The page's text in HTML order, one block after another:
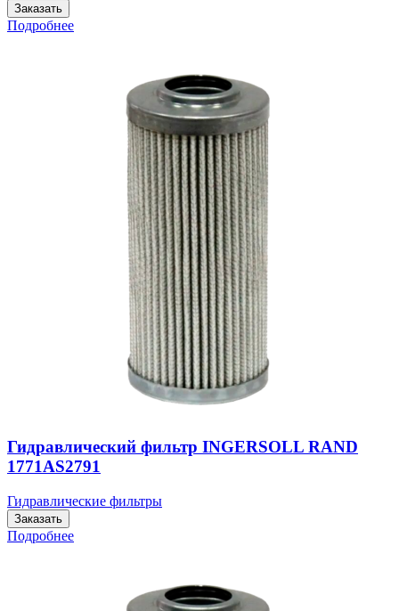
Заказать
Подробнее
Гидравлический фильтр INGERSOLL RAND
1771AS2791
Гидравлические фильтры
Заказать
Подробнее